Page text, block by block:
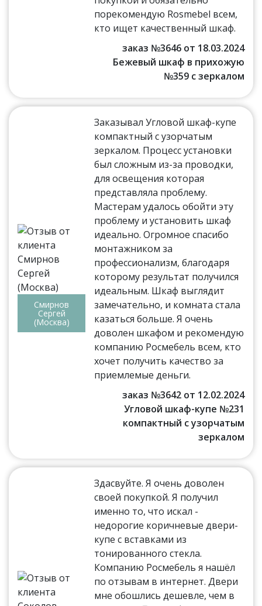
порекомендую Rosmebel всем,
кто ищет качественный шкаф.
заказ №3646 от 18.03.2024
Бежевый шкаф в прихожую
№359 с зеркалом
Смирнов
Сергей
(Москва)
Заказывал Угловой шкаф-купе
компактный с узорчатым
зеркалом. Процесс установки
был сложным из-за проводки,
для освещения которая
представляла проблему.
Мастерам удалось обойти эту
проблему и установить шкаф
идеально. Огромное спасибо
монтажником за
профессионализм, благодаря
которому результат получился
идеальным. Шкаф выглядит
замечательно, и комната стала
казаться больше. Я очень
доволен шкафом и рекомендую
компанию Росмебель всем, кто
хочет получить качество за
приемлемые деньги.
заказ №3642 от 12.02.2024
Угловой шкаф-купе №231
компактный с узорчатым
зеркалом
Здасвуйте. Я очень доволен
своей покупкой. Я получил
именно то, что искал -
недорогие коричневые двери-
купе с вставками из
тонированного стекла.
Компанию Росмебель я нашёл
по отзывам в интернет. Двери
мне обошлись дешевле, чем в